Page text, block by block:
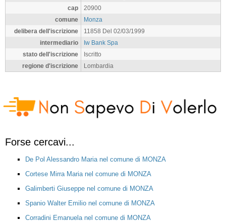
cap
20900
comune
Monza
delibera dell'iscrizione
11858 Del 02/03/1999
intermediario
Iw Bank Spa
stato dell'iscrizione
Iscritto
regione d'iscrizione
Lombardia
Forse cercavi...
De Pol Alessandro Maria nel comune di MONZA
Cortese Mirra Maria nel comune di MONZA
Galimberti Giuseppe nel comune di MONZA
Spanio Walter Emilio nel comune di MONZA
Corradini Emanuela nel comune di MONZA